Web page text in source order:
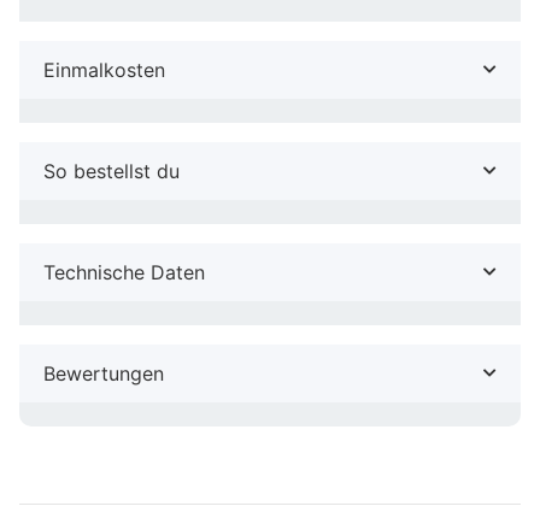
Einmalkosten
So bestellst du
Technische Daten
Bewertungen